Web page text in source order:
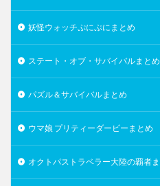
妖怪ウォッチぷにぷにまとめ
ステート・オブ・サバイバルまとめ
パズル＆サバイバルまとめ
ウマ娘 プリティーダービーまとめ
オクトパストラベラー大陸の覇者